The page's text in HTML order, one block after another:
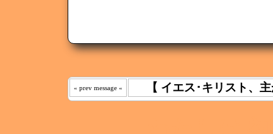
« prev message « 【 イエス･キリスト、